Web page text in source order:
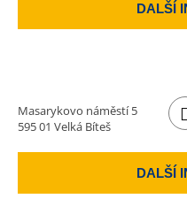
DALŠÍ
Masarykovo náměstí 5
595 01 Velká Bíteš
DALŠÍ